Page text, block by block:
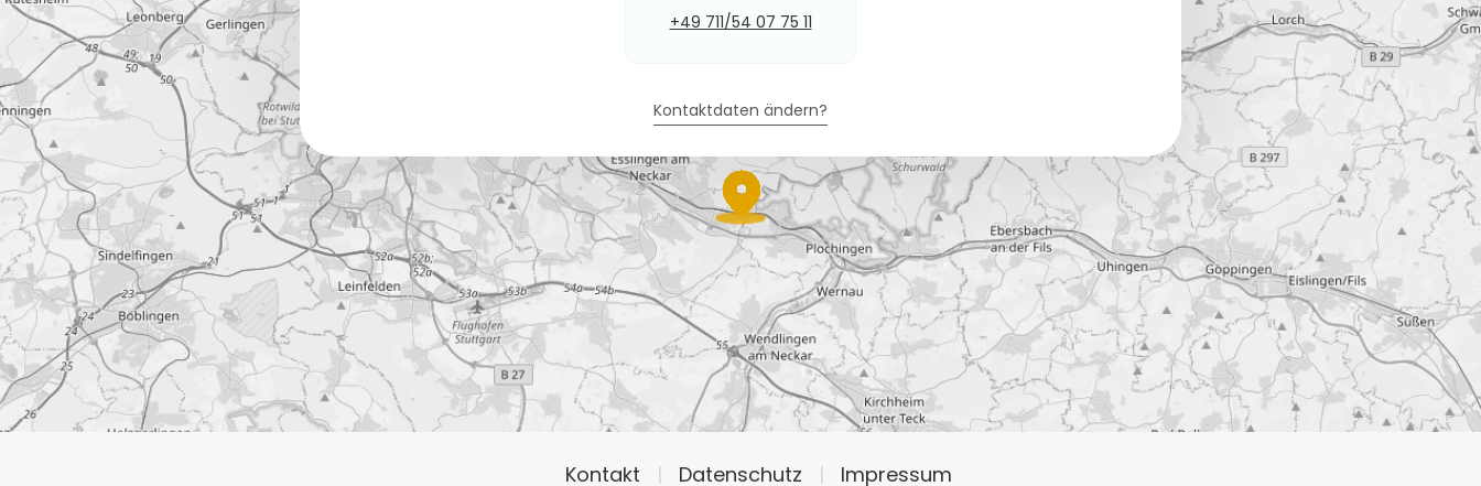
+49 711/54 07 75 11
Kontaktdaten ändern?
Kontakt | Datenschutz | Impressum